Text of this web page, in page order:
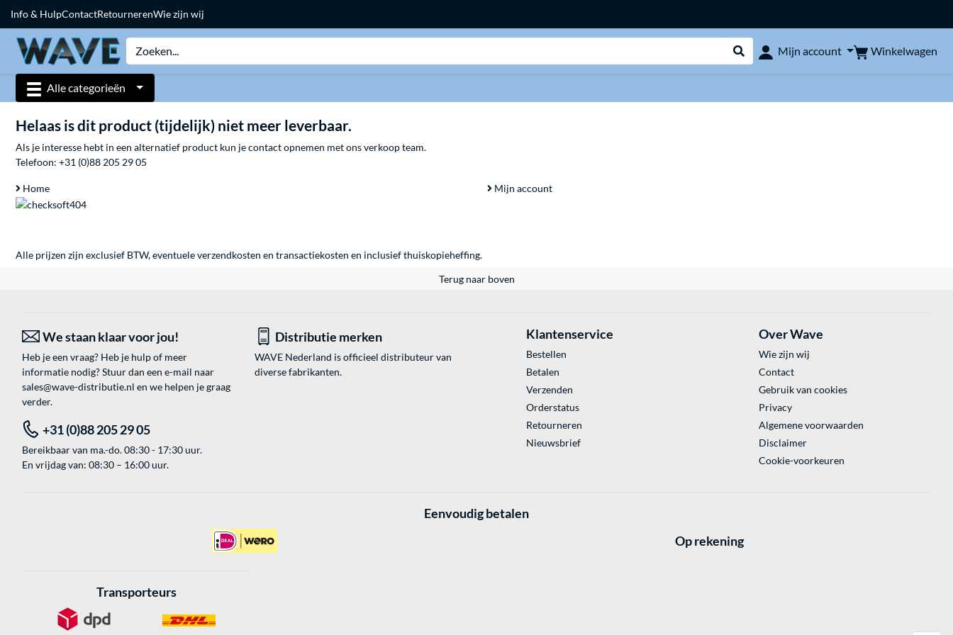
Info & HulpContactRetournerenWie zijn wij
Webshop doorzoeken
Mijn account Winkelwagen
Alle categorieën
Helaas is dit product (tijdelijk) niet meer leverbaar.
Als je interesse hebt in een alternatief product kun je contact opnemen met ons verkoop team.
Telefoon: +31 (0)88 205 29 05
Home Mijn account
Alle prijzen zijn exclusief BTW, eventuele verzendkosten en transactiekosten en inclusief thuiskopieheffing.
Terug naar boven
We staan klaar voor jou!
Heb je een vraag? Heb je hulp of meer
informatie nodig? Stuur dan een e-mail naar
sales@wave-distributie.nl en we helpen je graag
verder.
Distributie merken
WAVE Nederland is officieel distributeur van
diverse fabrikanten.
+31 (0)88 205 29 05
Bereikbaar van ma.-do. 08:30 - 17:30 uur.
En vrijdag van: 08:30 – 16:00 uur.
Klantenservice
Bestellen
Betalen
Verzenden
Orderstatus
Retourneren
Nieuwsbrief
Over Wave
Wie zijn wij
Contact
Gebruik van cookies
Privacy
Algemene voorwaarden
Disclaimer
Cookie-voorkeuren
Eenvoudig betalen
Op rekening
Transporteurs